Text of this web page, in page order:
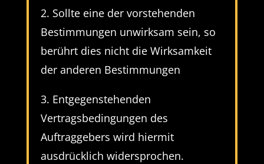
2. Sollte eine der vorstehenden
Bestimmungen unwirksam sein, so
berührt dies nicht die Wirksamkeit
der anderen Bestimmungen
3. Entgegenstehenden
Vertragsbedingungen des
Auftraggebers wird hiermit
ausdrücklich widersprochen.